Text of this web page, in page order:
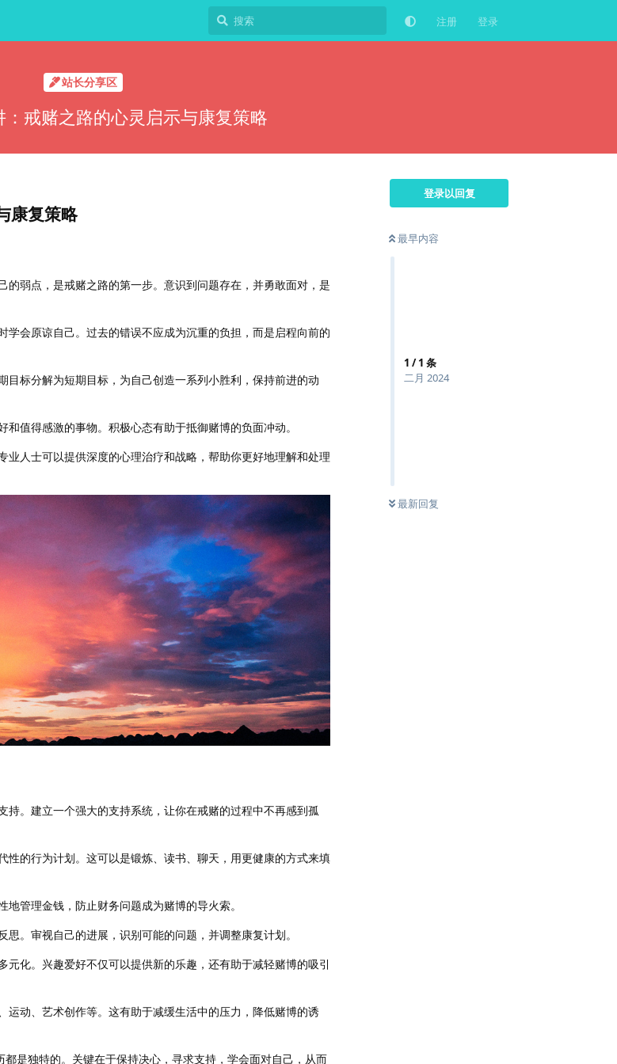
注册 登录
站长分享区
戒赌之路的心灵启示与康复策略
登录以回复
最早内容
1 /1 条
二月 2024
最新回复
康复策略
弱点，是戒赌之路的第一步。意识到问题存在，并勇敢面对，是
会原谅自己。过去的错误不应成为沉重的负担，而是启程向前的
标分解为短期目标，为自己创造一系列小胜利，保持前进的动
值得感激的事物。积极心态有助于抵御赌博的负面冲动。
人士可以提供深度的心理治疗和战略，帮助你更好地理解和处理
。建立一个强大的支持系统，让你在戒赌的过程中不再感到孤
的行为计划。这可以是锻炼、读书、聊天，用更健康的方式来填
管理金钱，防止财务问题成为赌博的导火索。
。审视自己的进展，识别可能的问题，并调整康复计划。
化。兴趣爱好不仅可以提供新的乐趣，还有助于减轻赌博的吸引
动、艺术创作等。这有助于减缓生活中的压力，降低赌博的诱
是独特的。关键在于保持决心，寻求支持，学会面对自己，从而